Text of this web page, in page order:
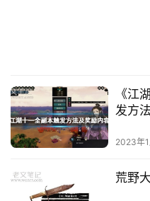
《江
发方
2023年
荒野